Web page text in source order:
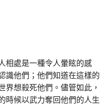
相處是一種令人暈眩的感
識他們；他們知道在這樣的
界想殺死他們。儘管如此，
時候以武力奪回他們的人生